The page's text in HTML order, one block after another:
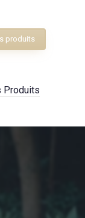
produits
Produits